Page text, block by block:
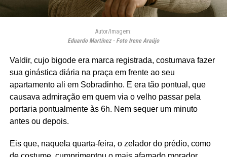
Autor/Imagem:
Eduardo Martínez - Foto Irene Araújo
Valdir, cujo bigode era marca registrada, costumava fazer
sua ginástica diária na praça em frente ao seu
apartamento ali em Sobradinho. E era tão pontual, que
causava admiração em quem via o velho passar pela
portaria pontualmente às 6h. Nem sequer um minuto
antes ou depois.
Eis que, naquela quarta-feira, o zelador do prédio, como